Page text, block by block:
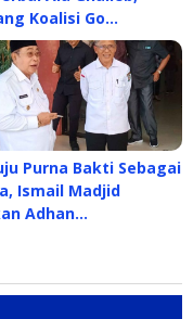
Koalisi Go…
Purna Bakti Sebagai
Ismail Madjid
Adhan…